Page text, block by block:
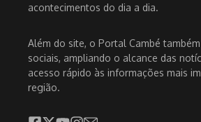
acontecimentos do dia a dia.
Além do site, o Portal Cambé
sociais, ampliando o alcance das
acesso rápido às informações mais
região.